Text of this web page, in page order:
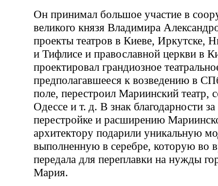
Он принимал большое участие в
великого князя Владимира
проекты театров в Киеве, Иркутске,
и Тифлисе и православной церкви в
проектировал грандиозное
предполагавшееся к возведению в
поле, перестроил Мариинский театр,
Одессе и т. д. В знак благодарности
перестройке и расширению
архитектору подарили уникальную
выполненную в серебре, которую во
передала для переплавки на нужды
Мария.